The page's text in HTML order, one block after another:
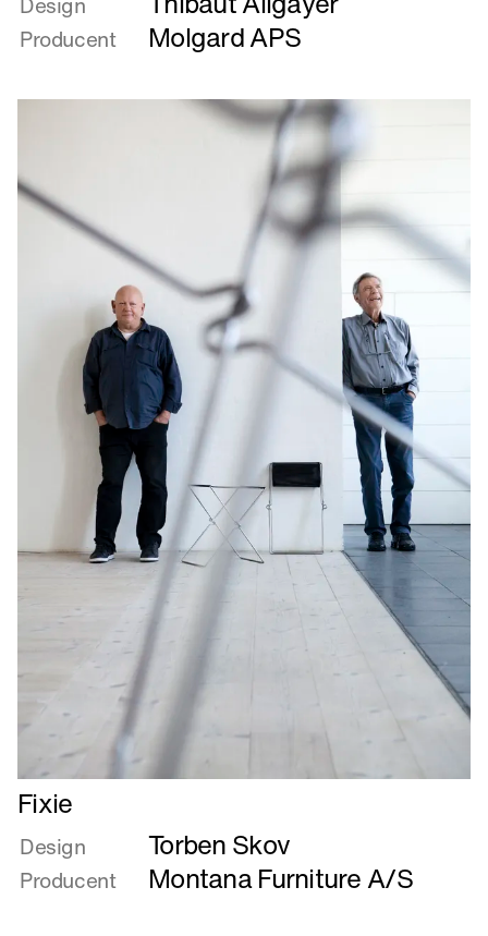
Dress
Your
Producent Molgard APS
Læs
mere
om
Fixie
Fixie
Design Torben Skov
Producent Montana Furniture A/S